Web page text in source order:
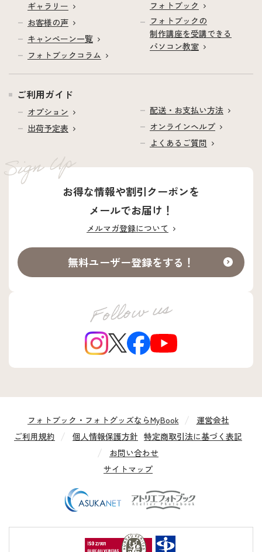
ギャラリー
お客様の声
キャンペーン一覧
フォトブックコラム
フォトブック
フォトブックの
制作講座を受講できる
パソコン教室
ご利用ガイド
オプション
出荷予定表
配送・お支払い方法
オンラインヘルプ
よくあるご質問
お得な情報や割引クーポンを
メールでお届け！
メルマガ登録について
無料ユーザー登録をする！
フォトブック・フォトグッズならMyBook
運営会社
ご利用規約
個人情報保護方針 特定商取引法に基づく表記
お問い合わせ
サイトマップ